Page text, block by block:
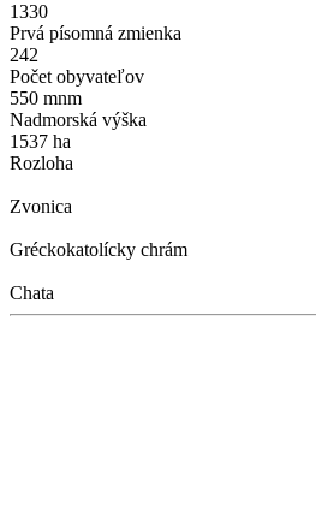
1330
Prvá písomná zmienka
242
Počet obyvateľov
550 mnm
Nadmorská výška
1537 ha
Rozloha
Zvonica
Gréckokatolícky chrám
Chata